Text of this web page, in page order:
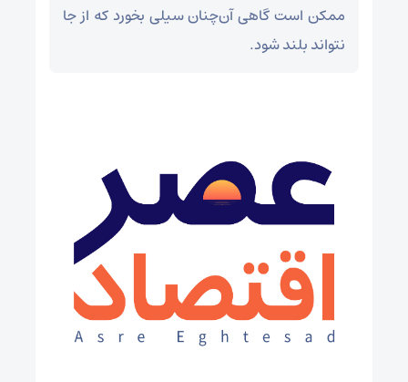
ممکن است گاهی آن‌چنان سیلی بخورد که از جا
نتواند بلند شود.